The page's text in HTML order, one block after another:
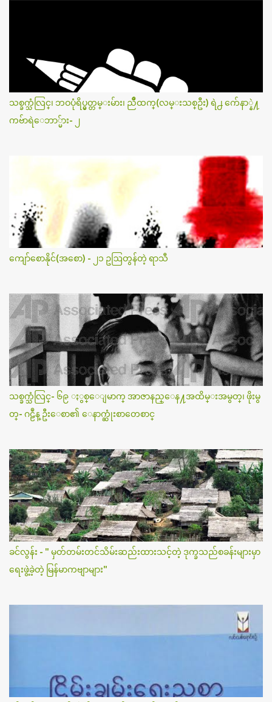
သစ္ခက္သံလြင္၊ ဘဝပုံရိပ္မွတ္တမ္းမ်ား၊ ညိဳထက္(လမ္းသစ္ဦး) ရဲ႕ က်ေနာ္နဲ႔
ကဗ်ာရဲေဘာ္မ်ား- ၂
ကျော်စောနိုင်(အစော) - ၂၁ ဥဩတွန်တဲ့ ရာသီ
သစ္ခက္သံလြင္- ၆၉ ႏွစ္ေျမာက္ အာဇာနည္ေန႔အထိမ္းအမွတ္၊ ဖိုးမွ
တ္- ဂဠဳန္ ဦးေစာ၏ ေနာက္ဆုံးစာတေစာင္
ခင်လွန်း - " မှတ်တမ်းတင်သိမ်းဆည်းထားသင့်တဲ့ ဒုက္ခသည်စခန်းများမှာ
ရေးဖွဲ့ခဲ့တဲ့ မြန်မာကဗျာများ"